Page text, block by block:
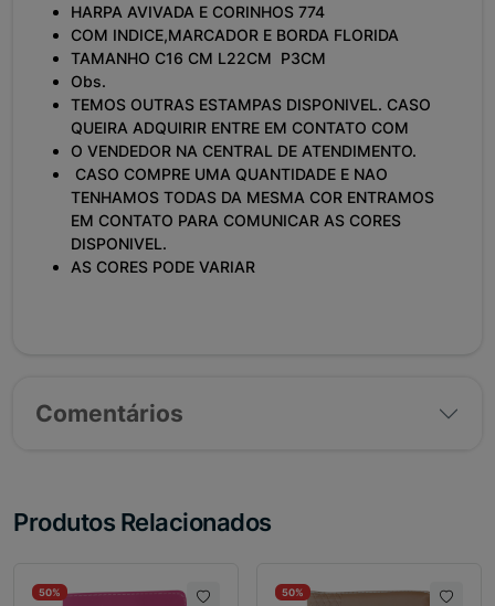
HARPA AVIVADA E CORINHOS 774
COM INDICE,MARCADOR E BORDA FLORIDA
TAMANHO C16 CM L22CM P3CM
Obs.
TEMOS OUTRAS ESTAMPAS DISPONIVEL. CASO
QUEIRA ADQUIRIR ENTRE EM CONTATO COM
O VENDEDOR NA CENTRAL DE ATENDIMENTO.
CASO COMPRE UMA QUANTIDADE E NAO
TENHAMOS TODAS DA MESMA COR ENTRAMOS
EM CONTATO PARA COMUNICAR AS CORES
DISPONIVEL.
AS CORES PODE VARIAR
Comentários
Produtos Relacionados
50% 50%